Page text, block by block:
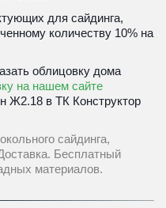
для сайдинга,
количеству 10% на
облицовку дома
на нашем сайте
Ж2.18 в ТК Конструктор
сайдинга,
Бесплатный
материалов.